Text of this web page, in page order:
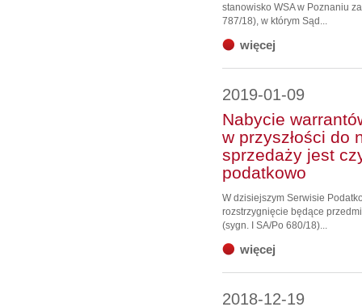
stanowisko WSA w Poznaniu
787/18), w którym Sąd...
więcej
2019-01-09
Nabycie
w przyszłości do
sprzedaży jest
podatkowo
W dzisiejszym Serwisie
rozstrzygnięcie będące
(sygn. I SA/Po 680/18)...
więcej
2018-12-19